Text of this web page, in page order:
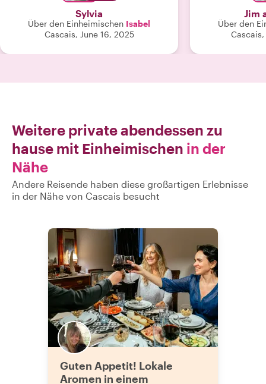
portugiesische Weine und Essen
gelernt. Beim Abschied haben wir uns
von einer Freundin verabschiedet.
Vielen Dank, Isabel! Wir kommen
wieder!"
Sylvia
Über den Einheimischen Isabel
Cascais, June 16, 2025
Jim
Über den
Weitere private abendessen zu
hause mit Einheimischen in der
Nähe
Andere Reisende haben diese großartigen Erlebnisse
in der Nähe von Cascais besucht
Guten Appetit! Lokale
Aromen in einem